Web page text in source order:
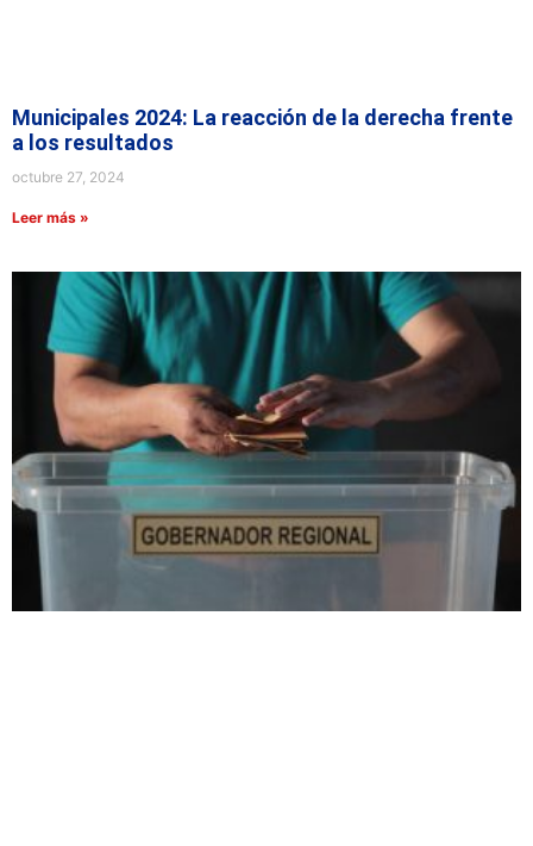
Municipales 2024: La reacción de la derecha frente
a los resultados
octubre 27, 2024
Leer más »